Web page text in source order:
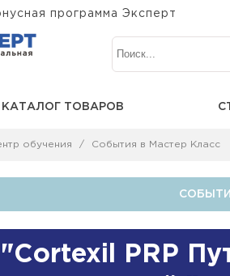
программа Эксперт
КАТАЛОГ ТОВАРОВ
обучения События в Мастер Класс
PRP